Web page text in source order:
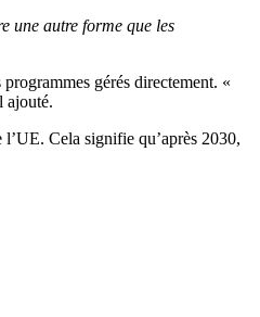
une autre forme que les
gérés directement. «
ajouté.
Cela signifie qu’après 2030,